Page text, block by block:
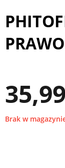
35,99
Brak w